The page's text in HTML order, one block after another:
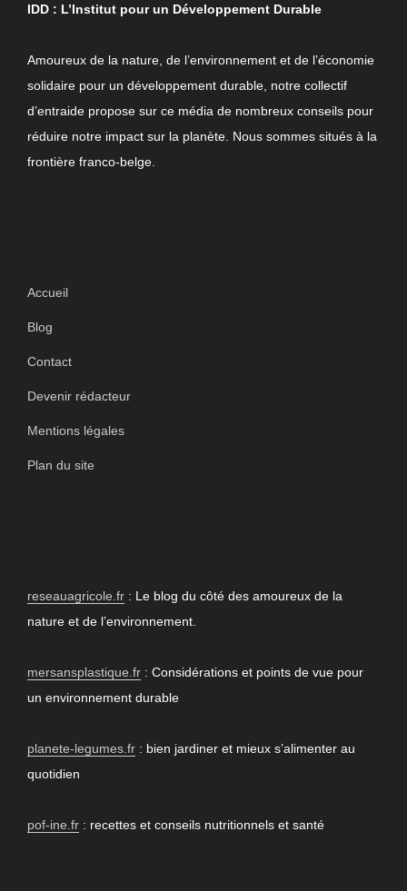
IDD : L’Institut pour un Développement Durable
Amoureux de la nature, de l’environnement et de l’économie
solidaire pour un développement durable, notre collectif
d’entraide propose sur ce média de nombreux conseils pour
réduire notre impact sur la planète. Nous sommes situés à la
frontière franco-belge.
Accueil
Blog
Contact
Devenir rédacteur
Mentions légales
Plan du site
reseauagricole.fr : Le blog du côté des amoureux de la
nature et de l’environnement.
mersansplastique.fr : Considérations et points de vue pour
un environnement durable
planete-legumes.fr : bien jardiner et mieux s’alimenter au
quotidien
pof-ine.fr : recettes et conseils nutritionnels et santé